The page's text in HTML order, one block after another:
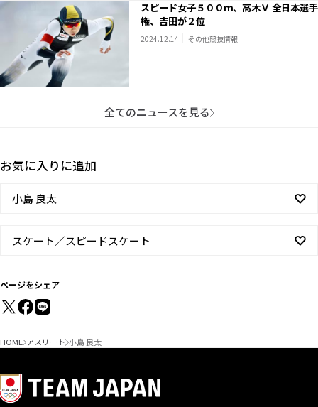
スピード女子５００ｍ、高木Ｖ 全日本選手
権、吉田が２位
2024.12.14 その他競技情報
全てのニュースを見る
お気に入りに追加
小島 良太
スケート／スピードスケート
ページをシェア
HOME アスリート 小島 良太